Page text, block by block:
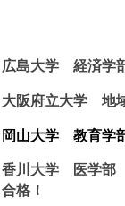
広島大学 経済学
大阪府立大学 地
岡山大学 教育
香川大学 医学部
合格！